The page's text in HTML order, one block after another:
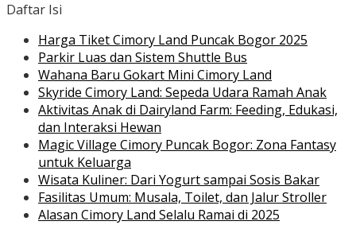
Daftar Isi
Harga Tiket Cimory Land Puncak Bogor 2025
Parkir Luas dan Sistem Shuttle Bus
Wahana Baru Gokart Mini Cimory Land
Skyride Cimory Land: Sepeda Udara Ramah Anak
Aktivitas Anak di Dairyland Farm: Feeding, Edukasi,
dan Interaksi Hewan
Magic Village Cimory Puncak Bogor: Zona Fantasy
untuk Keluarga
Wisata Kuliner: Dari Yogurt sampai Sosis Bakar
Fasilitas Umum: Musala, Toilet, dan Jalur Stroller
Alasan Cimory Land Selalu Ramai di 2025